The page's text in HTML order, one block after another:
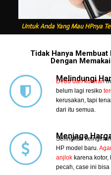
Untuk Anda Yang Mau HPnya
Tidak Hanya
Dengan
Melindungi
Debu dan kotoran
belum lagi resiko
kerusakan, tapi
dari itu semua.
Menjaga
Seringkali
HP model baru.
anjlok karena
pecah, case ini